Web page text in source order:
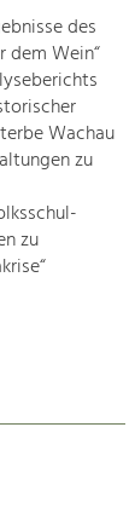
des
dem Wein“
Wachau
zu
zu